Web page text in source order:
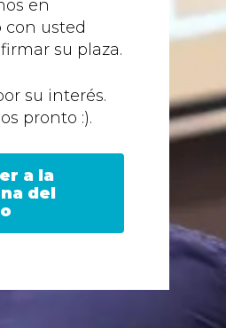
en
con usted
su plaza.
su interés.
pronto :).
a la
del